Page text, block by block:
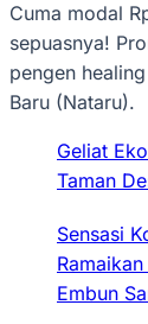
Cuma modal
sepuasnya!‎‎
pengen
Baru (Nataru).
Geliat
Taman
Sensasi
Embun